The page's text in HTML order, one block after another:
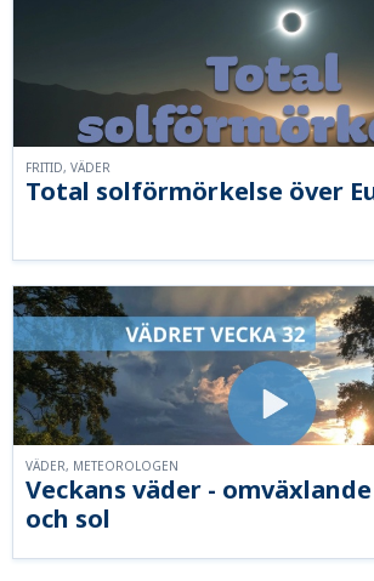
Total solförmörkelse över
FRITID, VÄDER
Veckans väder -
och sol
VÄDER, METEOROLOGEN